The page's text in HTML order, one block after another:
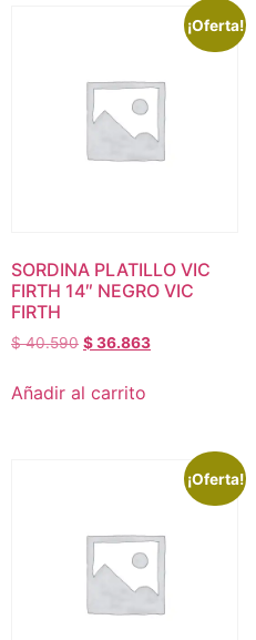
¡Oferta!
SORDINA PLATILLO VIC
FIRTH 14″ NEGRO VIC
FIRTH
$40.590 $36.863
Añadir al carrito
¡Oferta!